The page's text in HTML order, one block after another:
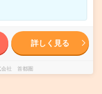
詳しく見る
会社 首都圏